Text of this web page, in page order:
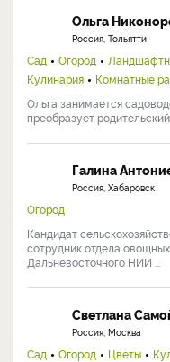
Ольга
Россия, Тольятти
Сад Огород
Кулинария
Комнатные
Ольга занимается
преобразует родительский
Галина
Россия, Хабаровск
Огород
Кандидат
сотрудник отдела
Дальневосточного НИИ ...
Светлана
Россия, Москва
Сад Огород Цветы